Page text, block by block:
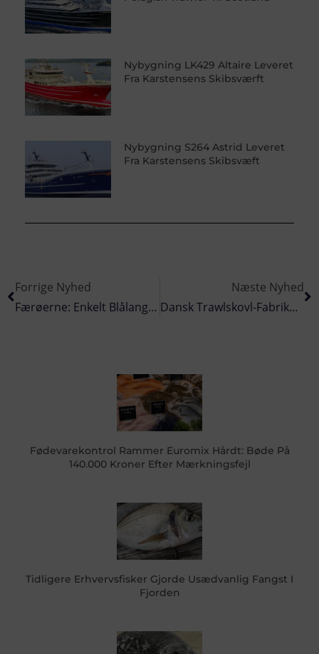
Nybygning LK429 Altaire Leveret
Fra Karstensens Skibsværft
Nybygning S264 Astrid Leveret
Fra Karstensens Skibsvæft
Forrige Nyhed
Færøerne: Enkelt Blålange-Fangst Ud For Færøerne
Næste Nyhed
Dansk Trawlskovl-Fabrikat Tilpasser Sig Corona-Krisen
Fødevarekontrol Rammer Euromix Hårdt: Bøde På
140.000 Kroner Efter Mærkningsfejl
Tidligere Erhvervsfisker Gjorde Usædvanlig Fangst I
Fjorden